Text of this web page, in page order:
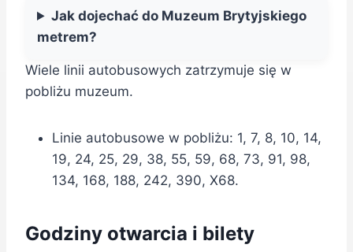
Jak dojechać do Muzeum Brytyjskiego
metrem?
Wiele linii autobusowych zatrzymuje się w
pobliżu muzeum.
Linie autobusowe w pobliżu: 1, 7, 8, 10, 14,
19, 24, 25, 29, 38, 55, 59, 68, 73, 91, 98,
134, 168, 188, 242, 390, X68.
Godziny otwarcia i bilety